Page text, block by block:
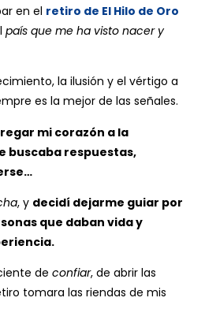
en el retiro de El Hilo de Oro
país que me ha visto nacer y
la ilusión y el vértigo a
es la mejor de las señales.
mi corazón a la
buscaba respuestas,
, y decidí dejarme guiar por
que daban vida y
de confiar, de abrir las
tomara las riendas de mis